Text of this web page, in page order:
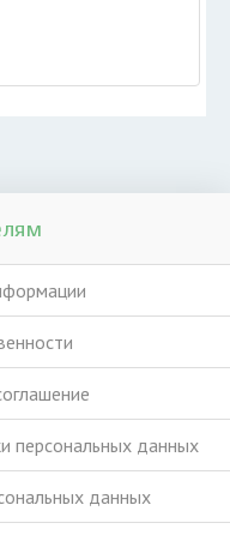
персональных данных
данных